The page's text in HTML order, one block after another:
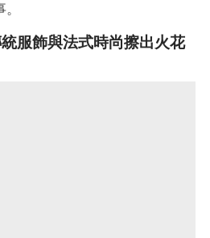
服飾與法式時尚擦出火花